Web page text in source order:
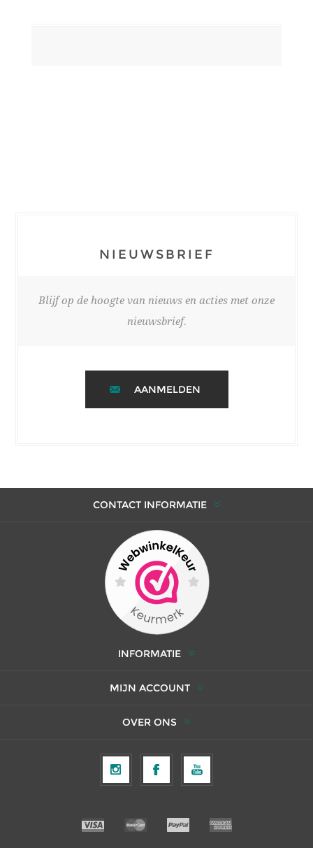
NIEUWSBRIEF
Blijf op de hoogte van nieuws en acties met onze
nieuwsbrief.
AANMELDEN
CONTACT INFORMATIE
INFORMATIE
MIJN ACCOUNT
OVER ONS